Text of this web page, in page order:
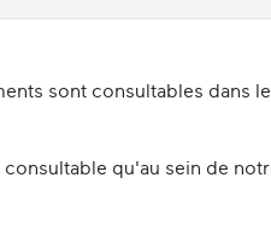
sont consultables dans
qu'au sein de